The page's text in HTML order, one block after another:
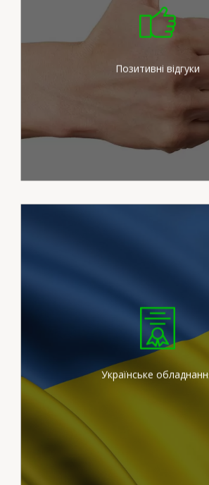
Позитивні відгуки
Ми докладаємо
зусиль для
потреб наших
Українське
Ми працюємо на
сертифікованих
штукатурних
вітчизняного